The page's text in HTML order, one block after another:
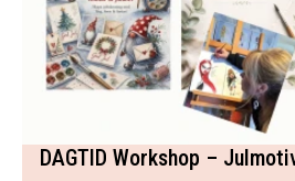
DAGTID Workshop –